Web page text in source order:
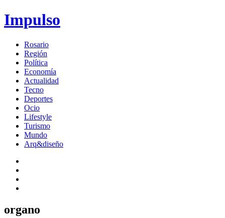
Impulso
Rosario
Región
Política
Economía
Actualidad
Tecno
Deportes
Ocio
Lifestyle
Turismo
Mundo
Arq&diseño
organo